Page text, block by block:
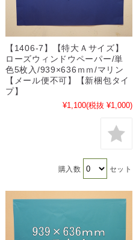
【1406-7】【特大Ａサイズ】
ローズウィンドウペーパー/単
色5枚入/939×636ｍｍ/マリン
【メール便不可】【新梱包タイ
プ】
¥1,100(税抜 ¥1,000)
購入数 セット